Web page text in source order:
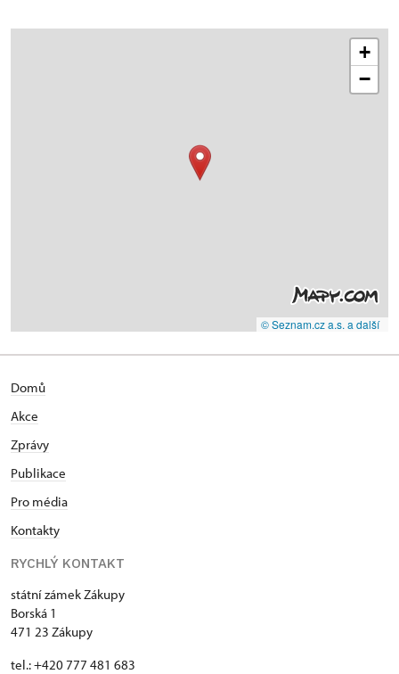
+
−
© Seznam.cz a.s. a další
Domů
Akce
Zprávy
Publikace
Pro média
Kontakty
RYCHLÝ KONTAKT
státní zámek Zákupy
Borská 1
471 23 Zákupy
tel.: +420 777 481 683